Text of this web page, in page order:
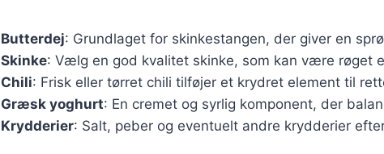
Butterdej: Grundlaget for skinkestangen, der giver en
Skinke: Vælg en god kvalitet skinke, som kan være røget
Chili: Frisk eller tørret chili tilføjer et krydret element til
Græsk yoghurt: En cremet og syrlig komponent, der
Krydderier: Salt, peber og eventuelt andre krydderier